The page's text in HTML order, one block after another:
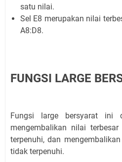
satu nilai.
Sel E8 merupakan nilai
A8:D8.
FUNGSI LARGE
Fungsi large bersyarat ini
mengembalikan nilai
terpenuhi, dan
tidak terpenuhi.